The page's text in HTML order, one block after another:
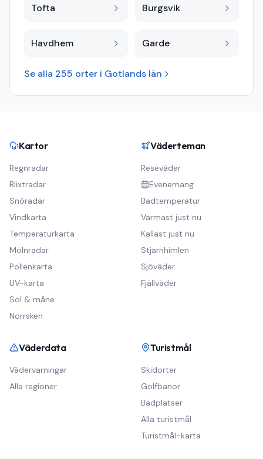
Tofta Burgsvik
Havdhem Garde
Se alla 255 orter i Gotlands län
Kartor
Regnradar
Blixtradar
Snöradar
Vindkarta
Temperaturkarta
Molnradar
Pollenkarta
UV-karta
Sol & måne
Norrsken
Väderteman
Reseväder
Evenemang
Badtemperatur
Varmast just nu
Kallast just nu
Stjärnhimlen
Sjöväder
Fjällväder
Väderdata
Vädervarningar
Alla regioner
Turistmål
Skidorter
Golfbanor
Badplatser
Alla turistmål
Turistmål-karta